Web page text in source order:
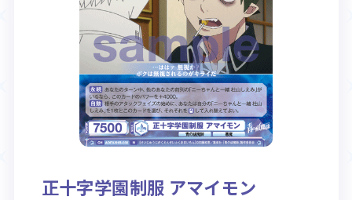
ルール/Q&A デッキレシピ
正十字学園制服 アマイモン